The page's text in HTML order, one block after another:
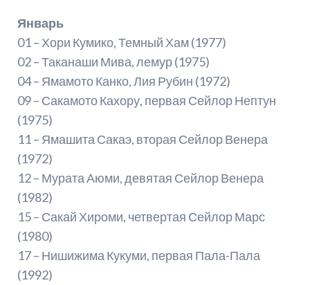
Январь
01 – Хори Кумико, Темный Хам (1977)
02 – Таканаши Мива, лемур (1975)
04 – Ямамото Канко, Лия Рубин (1972)
09 – Сакамото Кахору, первая Сейлор Нептун
(1975)
11 – Ямашита Сакаэ, вторая Сейлор Венера
(1972)
12 – Мурата Аюми, девятая Сейлор Венера
(1982)
15 – Сакай Хироми, четвертая Сейлор Марс
(1980)
17 – Нишижима Кукуми, первая Пала-Пала
(1992)